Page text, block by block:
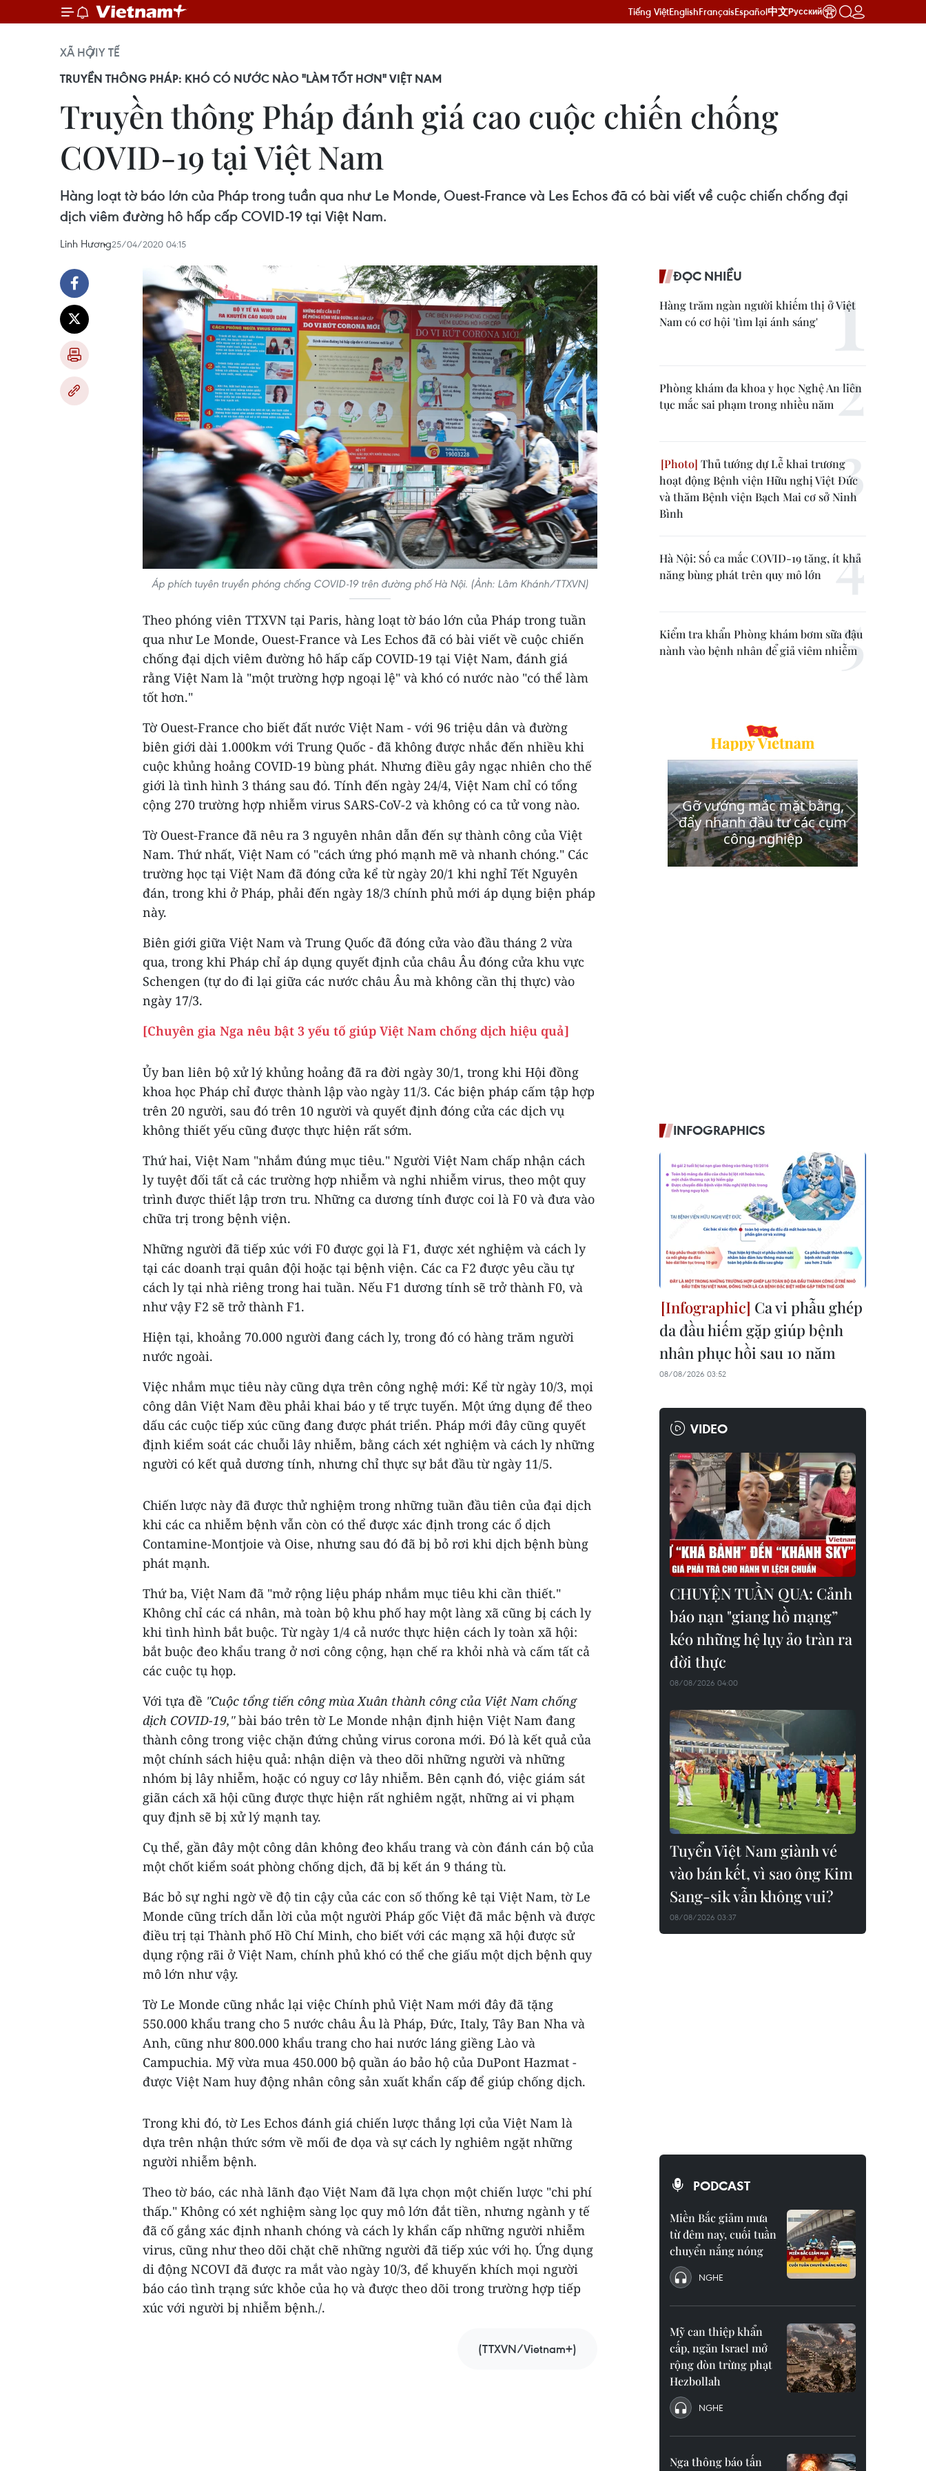
Tiếng ViệtEnglishFrançaisEspañol中文Русский
XÃ HỘIY TẾ
TRUYỀN THÔNG PHÁP: KHÓ CÓ NƯỚC NÀO "LÀM TỐT HƠN" VIỆT NAM
Truyền thông Pháp đánh giá cao cuộc chiến chống
COVID-19 tại Việt Nam
Hàng loạt tờ báo lớn của Pháp trong tuần qua như Le Monde, Ouest-France và Les Echos đã có bài viết về cuộc chiến chống đại
dịch viêm đường hô hấp cấp COVID-19 tại Việt Nam.
Linh Hương25/04/2020 04:15
Áp phích tuyên truyền phóng chống COVID-19 trên đường phố Hà Nội. (Ảnh: Lâm Khánh/TTXVN)
Theo phóng viên TTXVN tại Paris, hàng loạt tờ báo lớn của Pháp trong tuần
qua như Le Monde, Ouest-France và Les Echos đã có bài viết về cuộc chiến
chống đại dịch viêm đường hô hấp cấp COVID-19 tại Việt Nam, đánh giá
rằng Việt Nam là "một trường hợp ngoại lệ" và khó có nước nào "có thể làm
tốt hơn."
Tờ Ouest-France cho biết đất nước Việt Nam - với 96 triệu dân và đường
biên giới dài 1.000km với Trung Quốc - đã không được nhắc đến nhiều khi
cuộc khủng hoảng COVID-19 bùng phát. Nhưng điều gây ngạc nhiên cho thế
giới là tình hình 3 tháng sau đó. Tính đến ngày 24/4, Việt Nam chỉ có tổng
cộng 270 trường hợp nhiễm virus SARS-CoV-2 và không có ca tử vong nào.
Tờ Ouest-France đã nêu ra 3 nguyên nhân dẫn đến sự thành công của Việt
Nam. Thứ nhất, Việt Nam có "cách ứng phó mạnh mẽ và nhanh chóng." Các
trường học tại Việt Nam đã đóng cửa kể từ ngày 20/1 khi nghỉ Tết Nguyên
đán, trong khi ở Pháp, phải đến ngày 18/3 chính phủ mới áp dụng biện pháp
này.
Biên giới giữa Việt Nam và Trung Quốc đã đóng cửa vào đầu tháng 2 vừa
qua, trong khi Pháp chỉ áp dụng quyết định của châu Âu đóng cửa khu vực
Schengen (tự do đi lại giữa các nước châu Âu mà không cần thị thực) vào
ngày 17/3.
[Chuyên gia Nga nêu bật 3 yếu tố giúp Việt Nam chống dịch hiệu quả]
Ủy ban liên bộ xử lý khủng hoảng đã ra đời ngày 30/1, trong khi Hội đồng
khoa học Pháp chỉ được thành lập vào ngày 11/3. Các biện pháp cấm tập hợp
trên 20 người, sau đó trên 10 người và quyết định đóng cửa các dịch vụ
không thiết yếu cũng được thực hiện rất sớm.
Thứ hai, Việt Nam "nhắm đúng mục tiêu." Người Việt Nam chấp nhận cách
ly tuyệt đối tất cả các trường hợp nhiễm và nghi nhiễm virus, theo một quy
trình được thiết lập trơn tru. Những ca dương tính được coi là F0 và đưa vào
chữa trị trong bệnh viện.
Những người đã tiếp xúc với F0 được gọi là F1, được xét nghiệm và cách ly
tại các doanh trại quân đội hoặc tại bệnh viện. Các ca F2 được yêu cầu tự
cách ly tại nhà riêng trong hai tuần. Nếu F1 dương tính sẽ trở thành F0, và
như vậy F2 sẽ trở thành F1.
Hiện tại, khoảng 70.000 người đang cách ly, trong đó có hàng trăm người
nước ngoài.
Việc nhắm mục tiêu này cũng dựa trên công nghệ mới: Kể từ ngày 10/3, mọi
công dân Việt Nam đều phải khai báo y tế trực tuyến. Một ứng dụng để theo
dấu các cuộc tiếp xúc cũng đang được phát triển. Pháp mới đây cũng quyết
định kiểm soát các chuỗi lây nhiễm, bằng cách xét nghiệm và cách ly những
người có kết quả dương tính, nhưng chỉ thực sự bắt đầu từ ngày 11/5.
Chiến lược này đã được thử nghiệm trong những tuần đầu tiên của đại dịch
khi các ca nhiễm bệnh vẫn còn có thể được xác định trong các ổ dịch
Contamine-Montjoie và Oise, nhưng sau đó đã bị bỏ rơi khi dịch bệnh bùng
phát mạnh.
Thứ ba, Việt Nam đã "mở rộng liệu pháp nhắm mục tiêu khi cần thiết."
Không chỉ các cá nhân, mà toàn bộ khu phố hay một làng xã cũng bị cách ly
khi tình hình bắt buộc. Từ ngày 1/4 cả nước thực hiện cách ly toàn xã hội:
bắt buộc đeo khẩu trang ở nơi công cộng, hạn chế ra khỏi nhà và cấm tất cả
các cuộc tụ họp.
Với tựa đề "Cuộc tổng tiến công mùa Xuân thành công của Việt Nam chống
dịch COVID-19,"bài báo trên tờ Le Monde nhận định hiện Việt Nam đang
thành công trong việc chặn đứng chủng virus corona mới. Đó là kết quả của
một chính sách hiệu quả: nhận diện và theo dõi những người và những
nhóm bị lây nhiễm, hoặc có nguy cơ lây nhiễm. Bên cạnh đó, việc giám sát
giãn cách xã hội cũng được thực hiện rất nghiêm ngặt, những ai vi phạm
quy định sẽ bị xử lý mạnh tay.
Cụ thể, gần đây một công dân không đeo khẩu trang và còn đánh cán bộ của
một chốt kiểm soát phòng chống dịch, đã bị kết án 9 tháng tù.
Bác bỏ sự nghi ngờ về độ tin cậy của các con số thống kê tại Việt Nam, tờ Le
Monde cũng trích dẫn lời của một người Pháp gốc Việt đã mắc bệnh và được
điều trị tại Thành phố Hồ Chí Minh, cho biết với các mạng xã hội được sử
dụng rộng rãi ở Việt Nam, chính phủ khó có thể che giấu một dịch bệnh quy
mô lớn như vậy.
Tờ Le Monde cũng nhắc lại việc Chính phủ Việt Nam mới đây đã tặng
550.000 khẩu trang cho 5 nước châu Âu là Pháp, Đức, Italy, Tây Ban Nha và
Anh, cũng như 800.000 khẩu trang cho hai nước láng giềng Lào và
Campuchia. Mỹ vừa mua 450.000 bộ quần áo bảo hộ của DuPont Hazmat -
được Việt Nam huy động nhân công sản xuất khẩn cấp để giúp chống dịch.
Trong khi đó, tờ Les Echos đánh giá chiến lược thắng lợi của Việt Nam là
dựa trên nhận thức sớm về mối đe dọa và sự cách ly nghiêm ngặt những
người nhiễm bệnh.
Theo tờ báo, các nhà lãnh đạo Việt Nam đã lựa chọn một chiến lược "chi phí
thấp." Không có xét nghiệm sàng lọc quy mô lớn đắt tiền, nhưng ngành y tế
đã cố gắng xác định nhanh chóng và cách ly khẩn cấp những người nhiễm
virus, cũng như theo dõi chặt chẽ những người đã tiếp xúc với họ. Ứng dụng
di động NCOVI đã được ra mắt vào ngày 10/3, để khuyến khích mọi người
báo cáo tình trạng sức khỏe của họ và được theo dõi trong trường hợp tiếp
xúc với người bị nhiễm bệnh./.
(TTXVN/Vietnam+)
ĐỌC NHIỀU
Hàng trăm ngàn người khiếm thị ở Việt
Nam có cơ hội 'tìm lại ánh sáng'
Phòng khám đa khoa y học Nghệ An liên
tục mắc sai phạm trong nhiều năm
Thủ tướng dự Lễ khai trương
hoạt động Bệnh viện Hữu nghị Việt Đức
và thăm Bệnh viện Bạch Mai cơ sở Ninh
Bình
Hà Nội: Số ca mắc COVID-19 tăng, ít khả
năng bùng phát trên quy mô lớn
Kiểm tra khẩn Phòng khám bơm sữa đậu
nành vào bệnh nhân để giả viêm nhiễm
INFOGRAPHICS
Ca vi phẫu ghép
da đầu hiếm gặp giúp bệnh
nhân phục hồi sau 10 năm
08/08/2026 03:52
VIDEO
CHUYỆN TUẦN QUA: Cảnh
báo nạn "giang hồ mạng”
kéo những hệ lụy ảo tràn ra
đời thực
08/08/2026 04:00
Tuyển Việt Nam giành vé
vào bán kết, vì sao ông Kim
Sang-sik vẫn không vui?
08/08/2026 03:37
PODCAST
Miền Bắc giảm mưa
từ đêm nay, cuối tuần
chuyển nắng nóng
NGHE
Mỹ can thiệp khẩn
cấp, ngăn Israel mở
rộng đòn trừng phạt
Hezbollah
NGHE
Nga thông báo tấn